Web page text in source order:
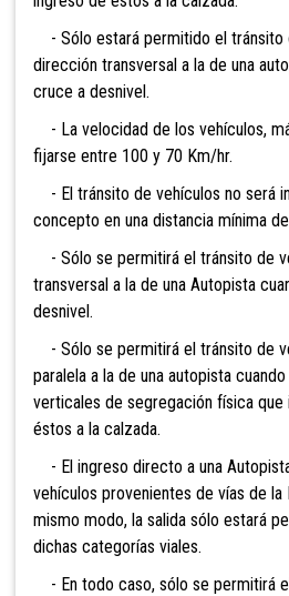
- Sólo estará permitido el tránsito
dirección transversal a la de una
cruce a desnivel.
- La velocidad de los vehículos,
fijarse entre 100 y 70 Km/hr.
- El tránsito de vehículos no será
concepto en una distancia mínima
- Sólo se permitirá el tránsito de
transversal a la de una Autopista
desnivel.
- Sólo se permitirá el tránsito de
paralela a la de una autopista
verticales de segregación física que
éstos a la calzada.
- El ingreso directo a una
vehículos provenientes de vías de la
mismo modo, la salida sólo estará
dichas categorías viales.
- En todo caso, sólo se permitirá